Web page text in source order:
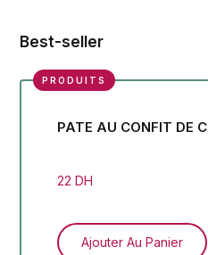
Best-seller
PRODUITS
PATE AU CONFIT DE
22 DH
Ajouter Au Panier